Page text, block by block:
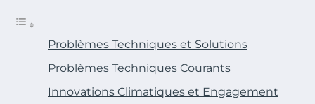
Problèmes Techniques et Solutions
Problèmes Techniques Courants
Innovations Climatiques et Engagement